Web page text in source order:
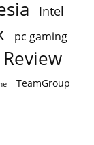
Intel
pc gaming
Review
TeamGroup